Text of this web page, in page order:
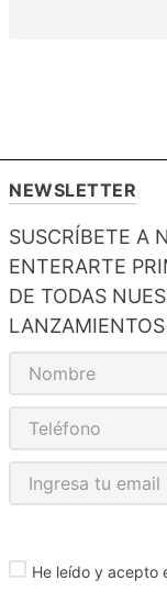
NEWSLETTER
SUSCRÍBETE A
ENTERARTE
DE TODAS
He leído y acepto